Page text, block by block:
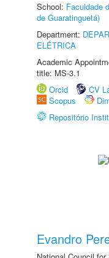
School: Faculdade
de Guaratinguetá)
Department:
ELÉTRICA
Academic
title: MS-3.1
Orcid
CV
Scopus
Repositório
Evandro